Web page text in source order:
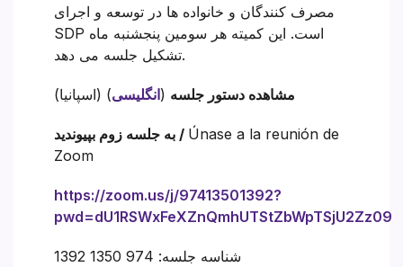
مصرف کنندگان و خانواده ها در توسعه و اجرای
SDP است. این کمیته هر سومین پنجشنبه ماه
تشکیل جلسه می دهد.
مشاهده دستور جلسه (انگلیسی) (اسپانیا)
به جلسه زوم بپیوندید / Únase a la reunión de
Zoom
https://zoom.us/j/97413501392?
pwd=dU1RSWxFeXZnQmhUTStZbWpTSjU2Zz09
شناسه جلسه: 974 1350 1392